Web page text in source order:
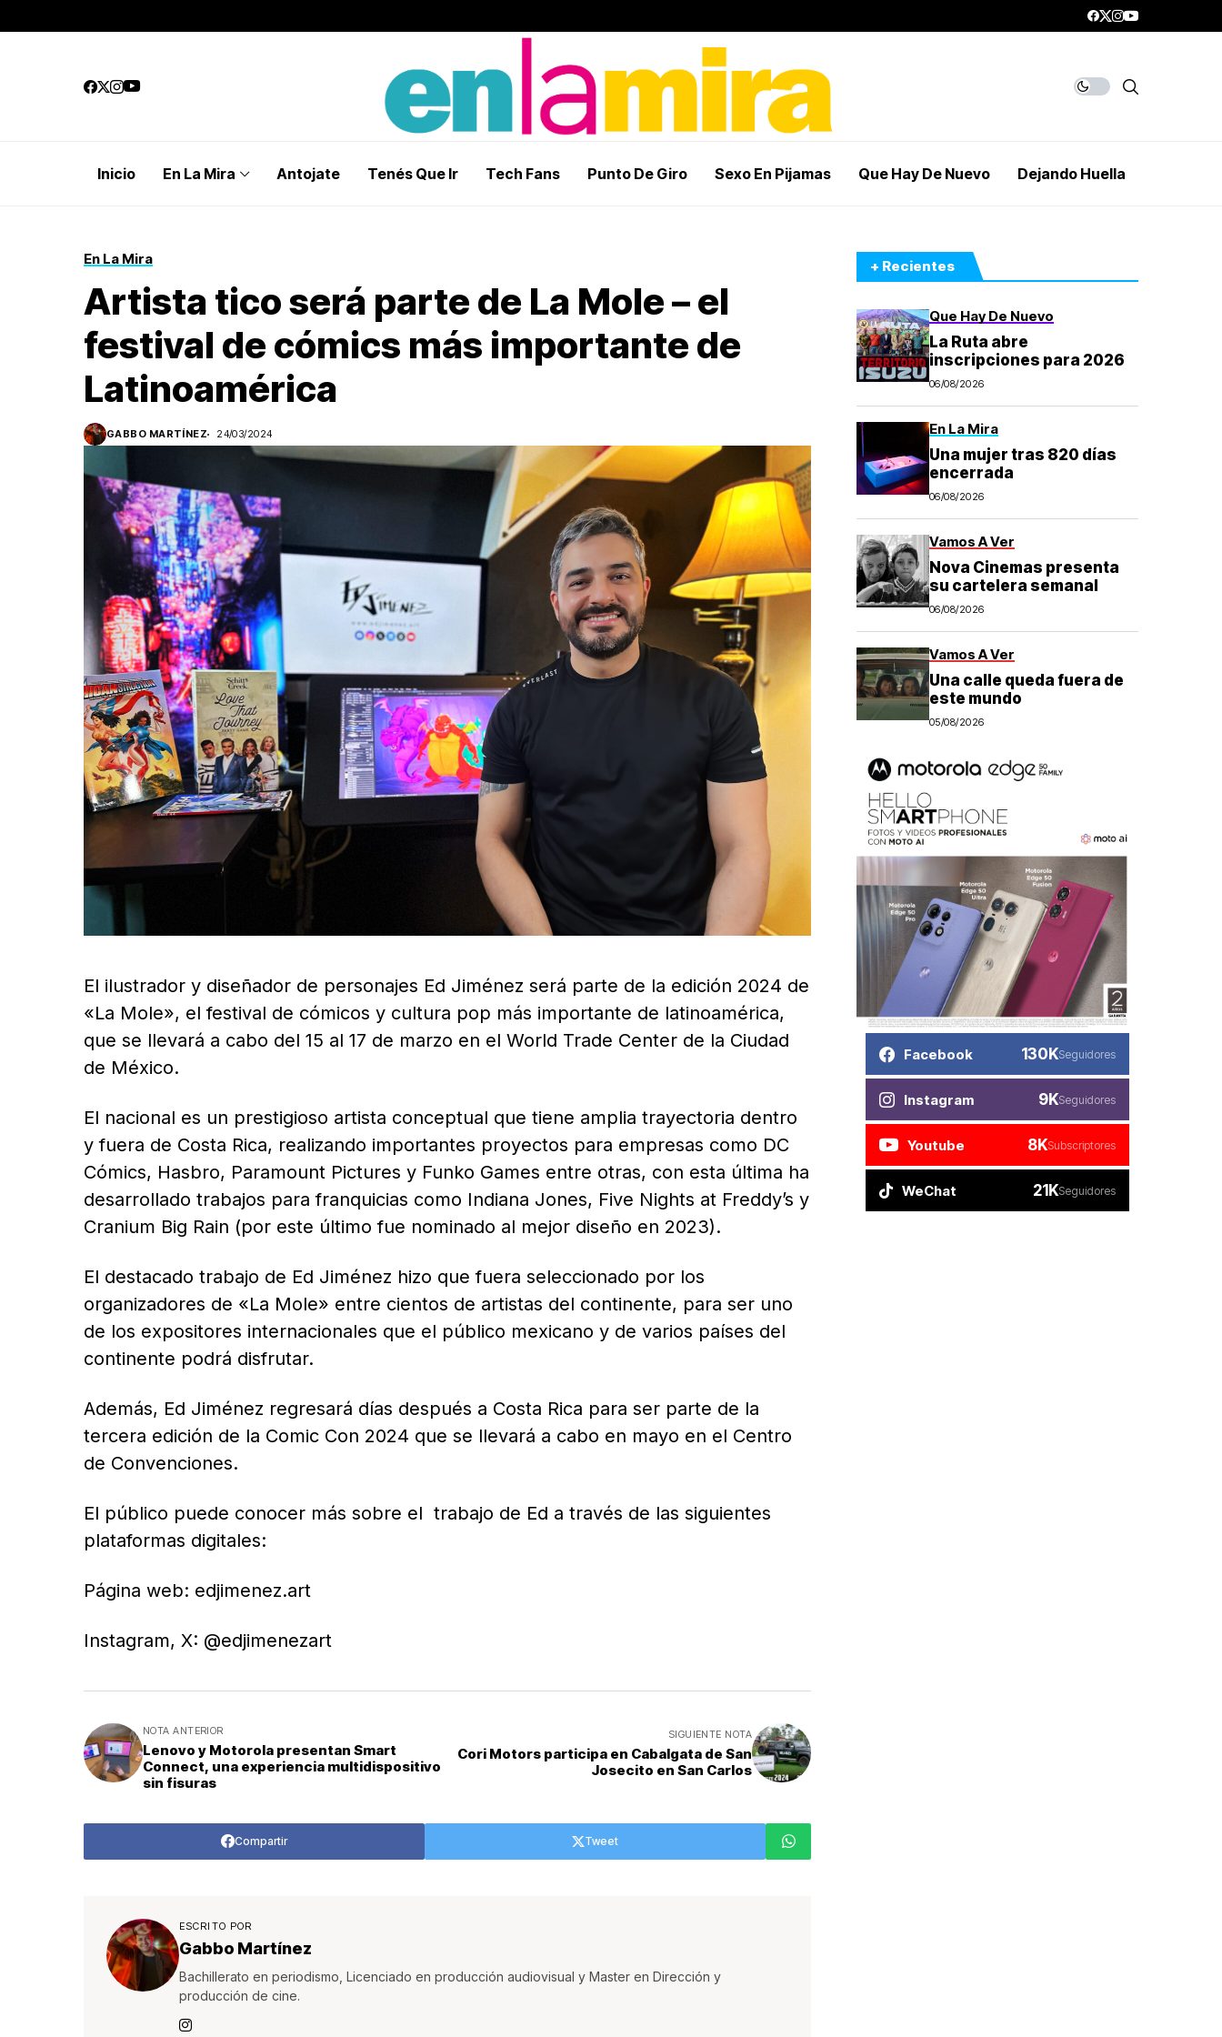
Inicio En La Mira Antojate Tenés Que Ir Tech Fans Punto De Giro Sexo En Pijamas Que Hay De Nuevo Dejando Huella
En La Mira
Artista tico será parte de La Mole – el
festival de cómics más importante de
Latinoamérica
GABBO MARTÍNEZ 24/03/2024
El ilustrador y diseñador de personajes Ed Jiménez será parte de la edición 2024 de
«La Mole», el festival de cómicos y cultura pop más importante de latinoamérica,
que se llevará a cabo del 15 al 17 de marzo en el World Trade Center de la Ciudad
de México.
El nacional es un prestigioso artista conceptual que tiene amplia trayectoria dentro
y fuera de Costa Rica, realizando importantes proyectos para empresas como DC
Cómics, Hasbro, Paramount Pictures y Funko Games entre otras, con esta última ha
desarrollado trabajos para franquicias como Indiana Jones, Five Nights at Freddy’s y
Cranium Big Rain (por este último fue nominado al mejor diseño en 2023).
El destacado trabajo de Ed Jiménez hizo que fuera seleccionado por los
organizadores de «La Mole» entre cientos de artistas del continente, para ser uno
de los expositores internacionales que el público mexicano y de varios países del
continente podrá disfrutar.
Además, Ed Jiménez regresará días después a Costa Rica para ser parte de la
tercera edición de la Comic Con 2024 que se llevará a cabo en mayo en el Centro
de Convenciones.
El público puede conocer más sobre el trabajo de Ed a través de las siguientes
plataformas digitales:
Página web: edjimenez.art
Instagram, X: @edjimenezart
NOTA ANTERIOR
Lenovo y Motorola presentan Smart
Connect, una experiencia multidispositivo
sin fisuras
SIGUIENTE NOTA
Cori Motors participa en Cabalgata de San
Josecito en San Carlos
Compartir Tweet
ESCRITO POR
Gabbo Martínez
Bachillerato en periodismo, Licenciado en producción audiovisual y Master en Dirección y
producción de cine.
+ Recientes
Que Hay De Nuevo
La Ruta abre
inscripciones para 2026
06/08/2026
En La Mira
Una mujer tras 820 días
encerrada
06/08/2026
Vamos A Ver
Nova Cinemas presenta
su cartelera semanal
06/08/2026
Vamos A Ver
Una calle queda fuera de
este mundo
05/08/2026
Facebook 130KSeguidores
Instagram 9KSeguidores
Youtube 8KSubscriptores
WeChat 21KSeguidores